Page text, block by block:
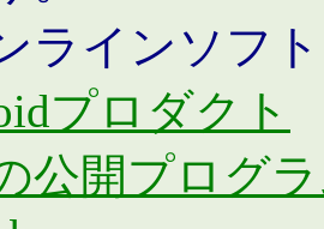
ラインソフ
プロダクト
公開プログ